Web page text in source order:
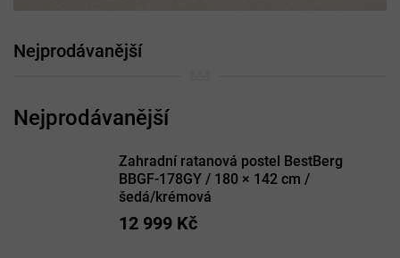
Nejprodávanější
Zahradní ratanová postel BestBerg
BBGF-178GY / 180 × 142 cm /
šedá/krémová
12 999 Kč